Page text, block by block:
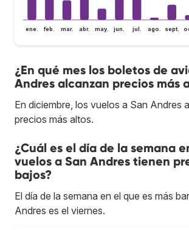
ene. feb. mar. abr. may. jun. jul. ago. sept.
¿En qué mes los boletos de
Andres alcanzan precios más
En diciembre, los vuelos a San Andres
precios más altos.
¿Cuál es el día de la semana
vuelos a San Andres tienen
bajos?
El día de la semana en el que es más
Andres es el viernes.